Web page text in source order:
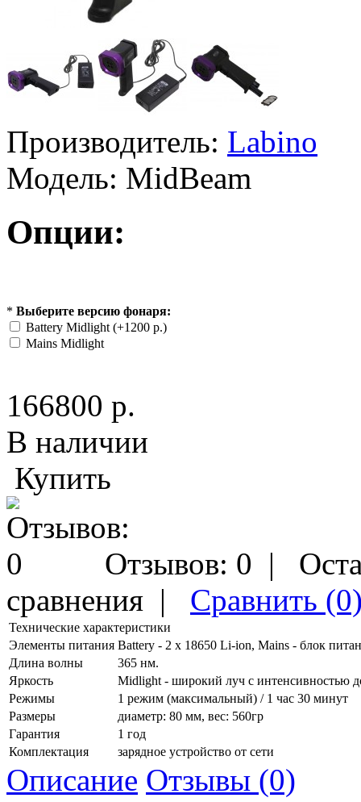
Производитель: Labino
Модель: MidBeam
Опции:
* Выберите версию фонаря:
Battery Midlight (+1200 р.)
Mains Midlight
166800 р.
В наличии
Купить
Отзывов: 0 |
сравнения | Сравнить
Технические характеристики
Элементы питания Battery - 2 х 18650 Li-ion, Mains - блок
Длина волны
365 нм.
Яркость
Midlight - широкий луч с интенсивностью
Режимы
1 режим (максимальный) / 1 час 30 минут
Размеры
диаметр: 80 мм, вес: 560гр
Гарантия
1 год
Комплектация
зарядное устройство от сети
Описание Отзывы (0)